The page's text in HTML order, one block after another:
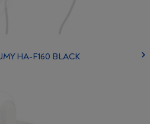
HA-F160 BLACK